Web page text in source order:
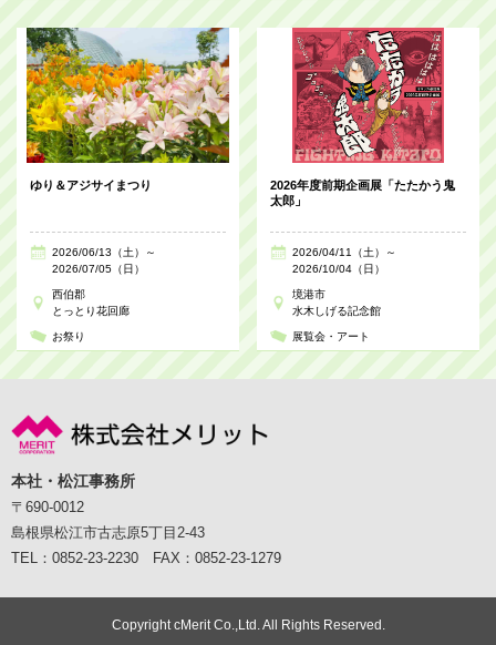
ゆり＆アジサイまつり
2026/06/13（土）～
2026/07/05（日）
西伯郡
とっとり花回廊
お祭り
2026年度前期企画展「たたかう鬼
太郎」
2026/04/11（土）～
2026/10/04（日）
境港市
水木しげる記念館
展覧会・アート
本社・松江事務所
〒690-0012
島根県松江市古志原5丁目2-43
TEL：0852-23-2230 FAX：0852-23-1279
Copyright cMerit Co.,Ltd. All Rights Reserved.